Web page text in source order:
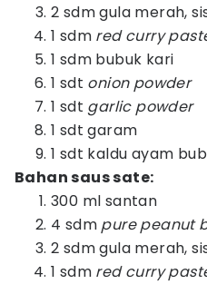
2 sdm gula merah,
1 sdm red curry
1 sdm bubuk kari
1 sdt onion powder
1 sdt garlic powder
1 sdt garam
1 sdt kaldu ayam
Bahan saus sate:
300 ml santan
4 sdm pure peanut
2 sdm gula merah,
1 sdm red curry